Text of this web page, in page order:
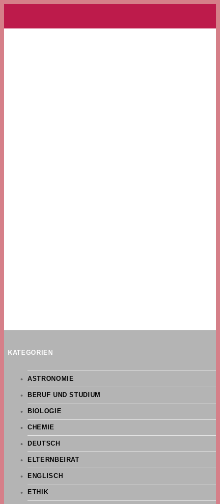
KATEGORIEN
ASTRONOMIE
BERUF UND STUDIUM
BIOLOGIE
CHEMIE
DEUTSCH
ELTERNBEIRAT
ENGLISCH
ETHIK